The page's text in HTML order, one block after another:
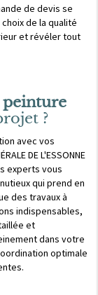
de devis se
choix de la qualité
et révéler tout
peinture
?
avec vos
DE L'ESSONNE
experts vous
qui prend en
des travaux à
indispensables,
et
dans votre
optimale